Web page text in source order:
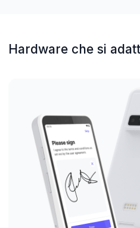
Hardware che si